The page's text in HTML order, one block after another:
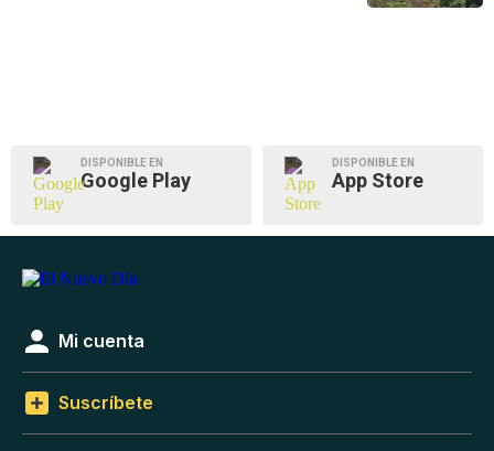
DISPONIBLE EN
Google Play
DISPONIBLE EN
App Store
Mi cuenta
Suscríbete